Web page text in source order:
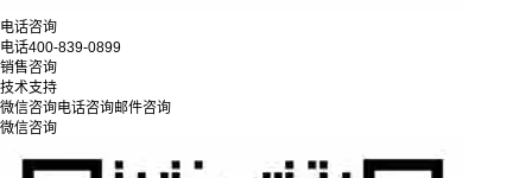
电话咨询
电话400-839-0899
销售咨询
技术支持
微信咨询电话咨询邮件咨询
微信咨询